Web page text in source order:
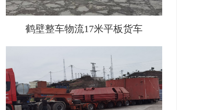
鹤壁整车物流17米平板货车